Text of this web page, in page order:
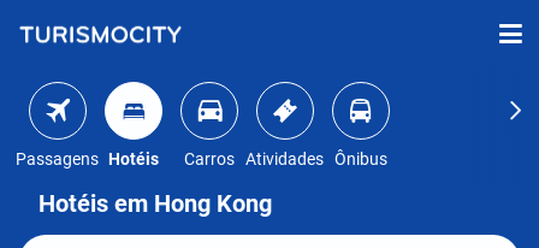
Passagens Hotéis Carros Atividades Ônibus
Hotéis em Hong Kong